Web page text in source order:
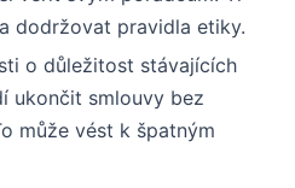
dodržovat pravidla etiky.
o důležitost stávajících
ukončit smlouvy bez
může vést k špatným